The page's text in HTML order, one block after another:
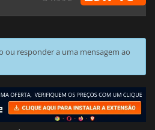
ou responder a uma mensagem ao